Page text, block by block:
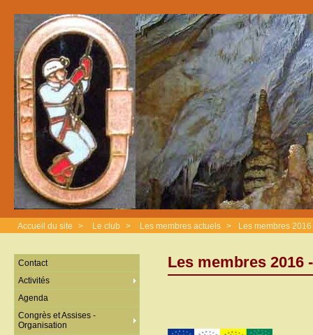
Accueil du site > Le club > Les membres actuels > Les membres
Les membres 2016
Contact
Activités
Agenda
Congrès et Assises -
Organisation